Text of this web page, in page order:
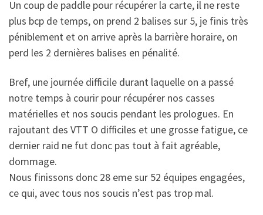
Un coup de paddle pour récupérer la carte, il ne reste
plus bcp de temps, on prend 2 balises sur 5, je finis très
péniblement et on arrive après la barrière horaire, on
perd les 2 dernières balises en pénalité.
Bref, une journée difficile durant laquelle on a passé
notre temps à courir pour récupérer nos casses
matérielles et nos soucis pendant les prologues. En
rajoutant des VTT O difficiles et une grosse fatigue, ce
dernier raid ne fut donc pas tout à fait agréable,
dommage.
Nous finissons donc 28 eme sur 52 équipes engagées,
ce qui, avec tous nos soucis n’est pas trop mal.